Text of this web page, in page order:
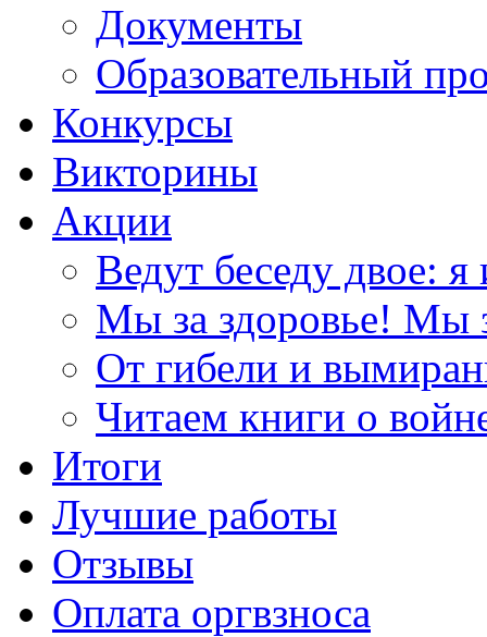
Документы
Образовательный
Конкурсы
Викторины
Акции
Ведут беседу двое: я
Мы за здоровье! Мы
От гибели и
Читаем книги о
Итоги
Лучшие работы
Отзывы
Оплата оргвзноса